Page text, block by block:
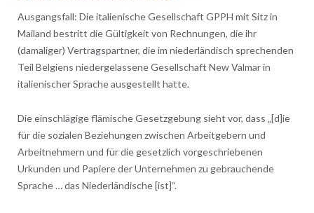
Ausgangsfall: Die italienische Gesellschaft GPPH mit Sitz in
Mailand bestritt die Gültigkeit von Rechnungen, die ihr
(damaliger) Vertragspartner, die im niederländisch sprechenden
Teil Belgiens niedergelassene Gesellschaft New Valmar in
italienischer Sprache ausgestellt hatte.
Die einschlägige flämische Gesetzgebung sieht vor, dass „[d]ie
für die sozialen Beziehungen zwischen Arbeitgebern und
Arbeitnehmern und für die gesetzlich vorgeschriebenen
Urkunden und Papiere der Unternehmen zu gebrauchende
Sprache … das Niederländische [ist]“.